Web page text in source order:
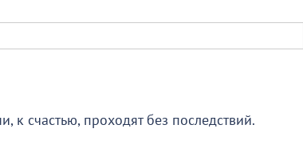
к счастью, проходят без последствий.